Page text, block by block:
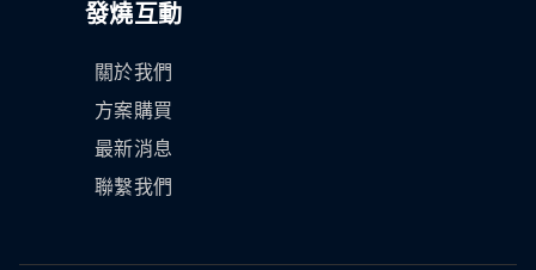
發燒互動
關於我們
方案購買
最新消息
聯繫我們